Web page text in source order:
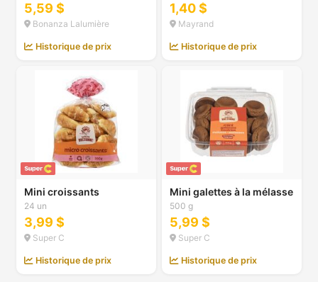
5,59 $
Bonanza Lalumière
Historique de prix
1,40 $
Mayrand
Historique de prix
Mini croissants
24 un
3,99 $
Super C
Historique de prix
Mini galettes à la mélasse
500 g
5,99 $
Super C
Historique de prix